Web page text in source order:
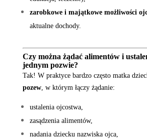
zarobkowe i majątkowe możliwości
aktualne dochody.
Czy można żądać alimentów i
jednym pozwie?
Tak! W praktyce bardzo często matka
pozew, w którym łączy żądanie:
ustalenia ojcostwa,
zasądzenia alimentów,
nadania dziecku nazwiska ojca,